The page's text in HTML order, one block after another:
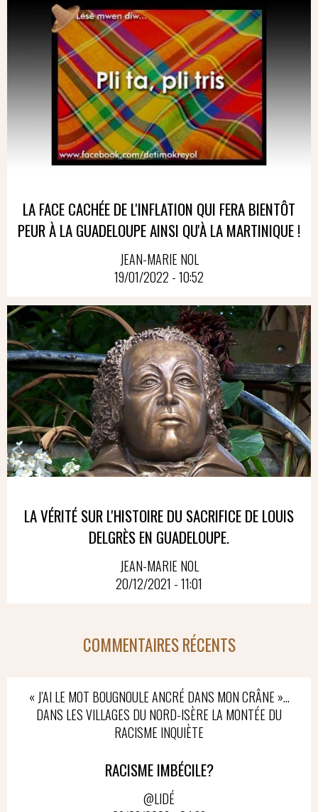
LA FACE CACHÉE DE L'INFLATION QUI FERA BIENTÔT
PEUR À LA GUADELOUPE AINSI QU'À LA MARTINIQUE !
JEAN-MARIE NOL
19/01/2022 - 10:52
LA VÉRITÉ SUR L'HISTOIRE DU SACRIFICE DE LOUIS
DELGRÈS EN GUADELOUPE.
JEAN-MARIE NOL
20/12/2021 - 11:01
COMMENTAIRES RÉCENTS
« J’AI LE MOT BOUGNOULE ANCRÉ DANS MON CRÂNE »…
DANS LES VILLAGES DU NORD-ISÈRE LA MONTÉE DU
RACISME INQUIÈTE
RACISME IMBÉCILE?
@LIDÉ